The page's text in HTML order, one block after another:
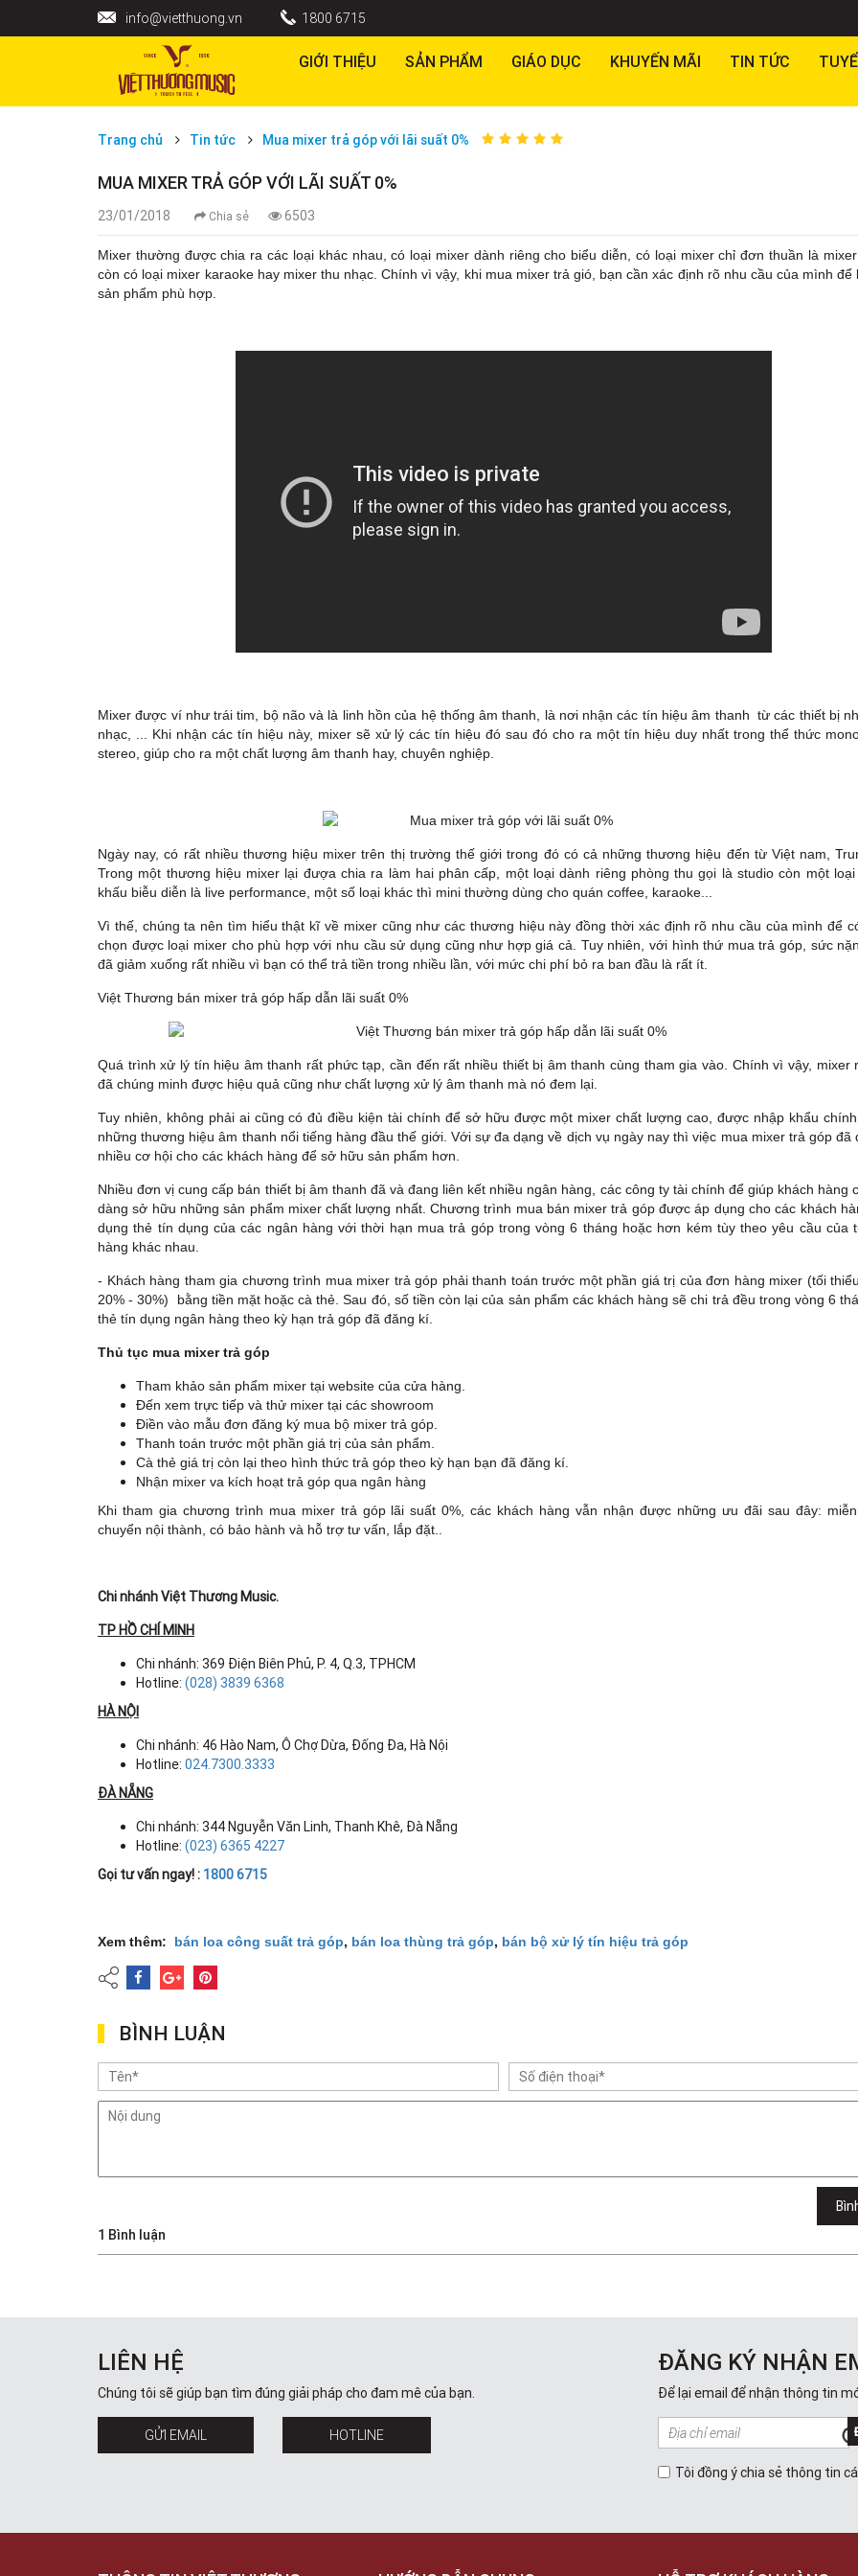
info@vietthuong.vn 1800 6715
GIỚI THIỆU SẢN PHẨM GIÁO DỤC KHUYẾN MÃI TIN TỨC
Trang chủ Tin tức Mua mixer trả góp với lãi suất 0%
MUA MIXER TRẢ GÓP VỚI LÃI SUẤT 0%
23/01/2018 Chia sẻ 6503
Mixer thường được chia ra các loại khác nhau, có loại mixer dành riêng cho biểu diễn, có loại mixer chỉ đơn thuần là mixer
còn có loại mixer karaoke hay mixer thu nhạc. Chính vì vậy, khi mua mixer trả gió, bạn cần xác định rõ nhu cầu của mình để
sản phẩm phù hợp.
Mixer được ví như trái tim, bộ não và là linh hồn của hệ thống âm thanh, là nơi nhận các tín hiệu âm thanh từ các thiết bị
nhạc, ... Khi nhận các tín hiệu này, mixer sẽ xử lý các tín hiệu đó sau đó cho ra một tín hiệu duy nhất trong thể thức
stereo, giúp cho ra một chất lượng âm thanh hay, chuyên nghiệp.
Ngày nay, có rất nhiều thương hiệu mixer trên thị trường thế giới trong đó có cả những thương hiệu đến từ Việt nam,
Trong một thương hiệu mixer lại đượa chia ra làm hai phân cấp, một loại dành riêng phòng thu gọi là studio còn một loại
khấu biễu diễn là live performance, một số loại khác thì mini thường dùng cho quán coffee, karaoke...
Vì thế, chúng ta nên tìm hiểu thật kĩ về mixer cũng như các thương hiệu này đồng thời xác định rõ nhu cầu của mình để
chọn được loại mixer cho phù hợp với nhu cầu sử dụng cũng như hợp giá cả. Tuy nhiên, với hình thứ mua trả góp, sức
đã giảm xuống rất nhiều vì bạn có thể trả tiền trong nhiều lần, với mức chi phí bỏ ra ban đầu là rất ít.
Việt Thương bán mixer trả góp hấp dẫn lãi suất 0%
Quá trình xử lý tín hiệu âm thanh rất phức tạp, cần đến rất nhiều thiết bị âm thanh cùng tham gia vào. Chính vì vậy, mixer
đã chúng minh được hiệu quả cũng như chất lượng xử lý âm thanh mà nó đem lại.
Tuy nhiên, không phải ai cũng có đủ điều kiện tài chính để sở hữu được một mixer chất lượng cao, được nhập khẩu
những thương hiệu âm thanh nổi tiếng hàng đầu thế giới. Với sự đa dạng về dịch vụ ngày nay thì việc mua mixer trả góp đã
nhiều cơ hội cho các khách hàng để sở hữu sản phẩm hơn.
Nhiều đơn vị cung cấp bán thiết bị âm thanh đã và đang liên kết nhiều ngân hàng, các công ty tài chính để giúp khách hàng
dàng sở hữu những sản phẩm mixer chất lượng nhất. Chương trình mua bán mixer trả góp được áp dụng cho các khách
dụng thẻ tín dụng của các ngân hàng với thời hạn mua trả góp trong vòng 6 tháng hoặc hơn kém tùy theo yêu cầu của
hàng khác nhau.
- Khách hàng tham gia chương trình mua mixer trả góp phải thanh toán trước một phần giá trị của đơn hàng mixer (tối
20% - 30%) bằng tiền mặt hoặc cà thẻ. Sau đó, số tiền còn lại của sản phẩm các khách hàng sẽ chi trả đều trong vòng 6
thẻ tín dụng ngân hàng theo kỳ hạn trả góp đã đăng kí.
Thủ tục mua mixer trả góp
Tham khảo sản phẩm mixer tại website của cửa hàng.
Đến xem trực tiếp và thử mixer tại các showroom
Điền vào mẫu đơn đăng ký mua bộ mixer trả góp.
Thanh toán trước một phần giá trị của sản phẩm.
Cà thẻ giá trị còn lại theo hình thức trả góp theo kỳ hạn bạn đã đăng kí.
Nhận mixer va kích hoạt trả góp qua ngân hàng
Khi tham gia chương trình mua mixer trả góp lãi suất 0%, các khách hàng vẫn nhận được những ưu đãi sau đây:
chuyển nội thành, có bảo hành và hỗ trợ tư vấn, lắp đặt..
Chi nhánh Việt Thương Music.
TP HỒ CHÍ MINH
Chi nhánh: 369 Điện Biên Phủ, P. 4, Q.3, TPHCM
Hotline: (028) 3839 6368
HÀ NỘI
Chi nhánh: 46 Hào Nam, Ô Chợ Dừa, Đống Đa, Hà Nội
Hotline: 024.7300.3333
ĐÀ NẴNG
Chi nhánh: 344 Nguyễn Văn Linh, Thanh Khê, Đà Nẵng
Hotline: (023) 6365 4227
Gọi tư vấn ngay! : 1800 6715
Xem thêm: bán loa công suất trả góp, bán loa thùng trả góp, bán bộ xử lý tín hiệu trả góp
BÌNH LUẬN
1 Bình luận
LIÊN HỆ
Chúng tôi sẽ giúp bạn tìm đúng giải pháp cho đam mê của bạn.
GỬI EMAIL HOTLINE
ĐĂNG KÝ NHẬN
Để lại email để nhận thông tin
Tôi đồng ý chia sẻ thông tin